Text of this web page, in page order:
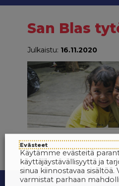
San Blas
Julkaistu: 16.11.2020
Evästeet
Käytämme evästeitä
käyttäjäystävällisyyttä ja
sinua kiinnostavaa sisältöä.
varmistat parhaan